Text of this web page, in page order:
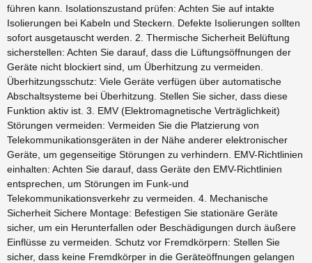
führen kann. Isolationszustand prüfen: Achten Sie auf intakte
Isolierungen bei Kabeln und Steckern. Defekte Isolierungen sollten
sofort ausgetauscht werden. 2. Thermische Sicherheit Belüftung
sicherstellen: Achten Sie darauf, dass die Lüftungsöffnungen der
Geräte nicht blockiert sind, um Überhitzung zu vermeiden.
Überhitzungsschutz: Viele Geräte verfügen über automatische
Abschaltsysteme bei Überhitzung. Stellen Sie sicher, dass diese
Funktion aktiv ist. 3. EMV (Elektromagnetische Verträglichkeit)
Störungen vermeiden: Vermeiden Sie die Platzierung von
Telekommunikationsgeräten in der Nähe anderer elektronischer
Geräte, um gegenseitige Störungen zu verhindern. EMV-Richtlinien
einhalten: Achten Sie darauf, dass Geräte den EMV-Richtlinien
entsprechen, um Störungen im Funk-und
Telekommunikationsverkehr zu vermeiden. 4. Mechanische
Sicherheit Sichere Montage: Befestigen Sie stationäre Geräte
sicher, um ein Herunterfallen oder Beschädigungen durch äußere
Einflüsse zu vermeiden. Schutz vor Fremdkörpern: Stellen Sie
sicher, dass keine Fremdkörper in die Geräteöffnungen gelangen